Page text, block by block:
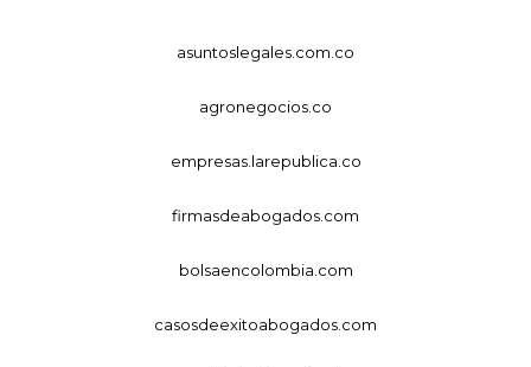
asuntoslegales.com.co
agronegocios.co
empresas.larepublica.co
firmasdeabogados.com
bolsaencolombia.com
casosdeexitoabogados.com